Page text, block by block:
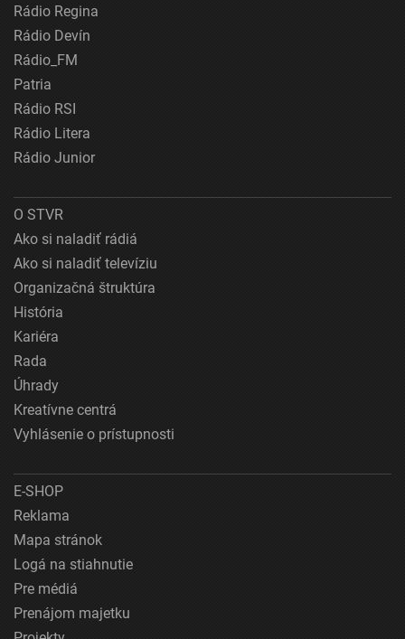
Rádio Regina
Rádio Devín
Rádio_FM
Patria
Rádio RSI
Rádio Litera
Rádio Junior
O STVR
Ako si naladiť rádiá
Ako si naladiť televíziu
Organizačná štruktúra
História
Kariéra
Rada
Úhrady
Kreatívne centrá
Vyhlásenie o prístupnosti
E-SHOP
Reklama
Mapa stránok
Logá na stiahnutie
Pre médiá
Prenájom majetku